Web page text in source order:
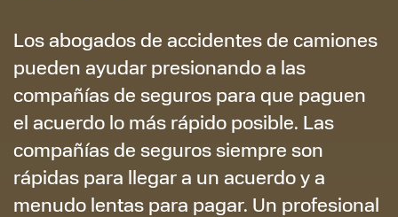
Los abogados de accidentes de camiones
pueden ayudar presionando a las
compañías de seguros para que paguen
el acuerdo lo más rápido posible. Las
compañías de seguros siempre son
rápidas para llegar a un acuerdo y a
menudo lentas para pagar. Un profesional